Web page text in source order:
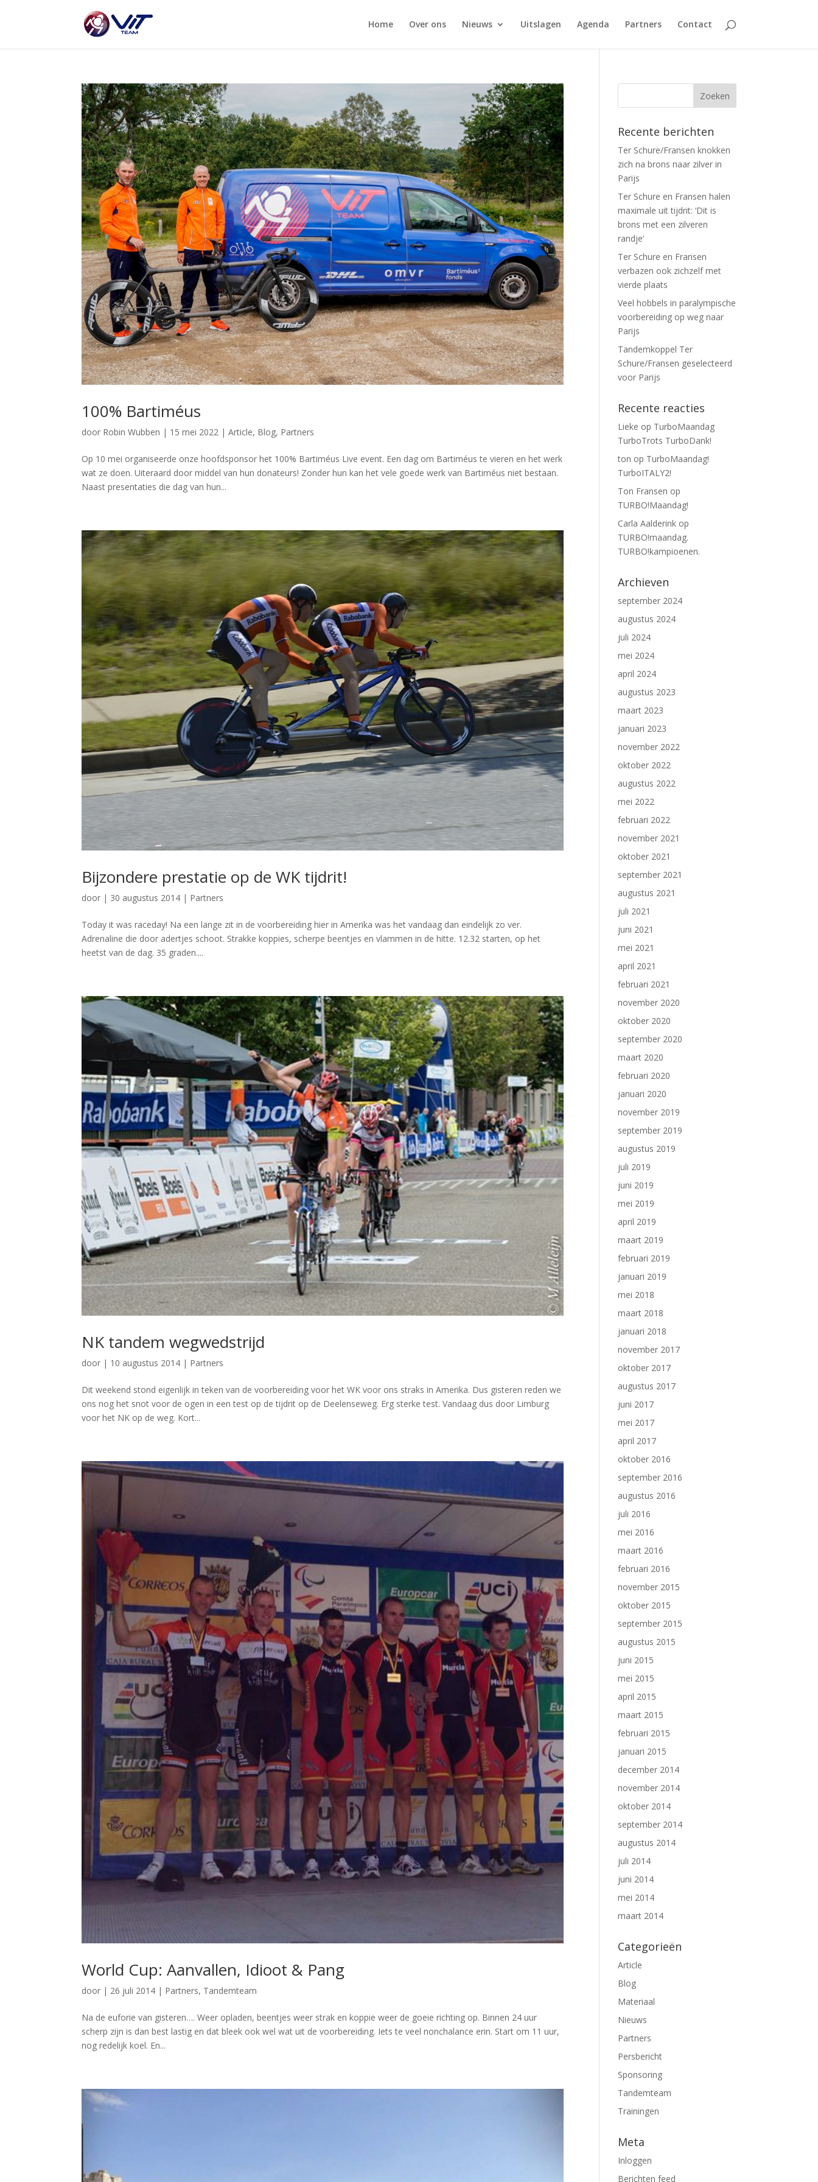
Home Over ons Nieuws Uitslagen Agenda Partners Contact
100% Bartiméus
door Robin Wubben | 15 mei 2022 |Article, Blog, Partners
Op 10 mei organiseerde onze hoofdsponsor het 100% Bartiméus Live event. Een dag om Bartiméus te vieren en het werk
wat ze doen. Uiteraard door middel van hun donateurs! Zonder hun kan het vele goede werk van Bartiméus niet bestaan.
Naast presentaties die dag van hun...
Bijzondere prestatie op de WK tijdrit!
door | 30 augustus 2014 | Partners
Today it was raceday! Na een lange zit in de voorbereiding hier in Amerika was het vandaag dan eindelijk zo ver.
Adrenaline die door adertjes schoot. Strakke koppies, scherpe beentjes en vlammen in de hitte. 12.32 starten, op het
heetst van de dag. 35 graden....
NK tandem wegwedstrijd
door | 10 augustus 2014 | Partners
Dit weekend stond eigenlijk in teken van de voorbereiding voor het WK voor ons straks in Amerika. Dus gisteren reden we
ons nog het snot voor de ogen in een test op de tijdrit op de Deelenseweg. Erg sterke test. Vandaag dus door Limburg
voor het NK op de weg. Kort...
World Cup: Aanvallen, Idioot & Pang
door | 26 juli 2014 | Partners, Tandemteam
Na de euforie van gisteren…. Weer opladen, beentjes weer strak en koppie weer de goeie richting op. Binnen 24 uur
scherp zijn is dan best lastig en dat bleek ook wel wat uit de voorbereiding. Iets te veel nonchalance erin. Start om 11 uur,
nog redelijk koel. En...
Recente berichten
Ter Schure/Fransen knokken
zich na brons naar zilver in
Parijs
Ter Schure en Fransen halen
maximale uit tijdrit: ‘Dit is
brons met een zilveren
randje’
Ter Schure en Fransen
verbazen ook zichzelf met
vierde plaats
Veel hobbels in paralympische
voorbereiding op weg naar
Parijs
Tandemkoppel Ter
Schure/Fransen geselecteerd
voor Parijs
Recente reacties
Lieke op TurboMaandag
TurboTrots TurboDank!
ton op TurboMaandag!
TurboITALY2!
Ton Fransen op
TURBO!Maandag!
Carla Aalderink op
TURBO!maandag.
TURBO!kampioenen.
Archieven
september 2024
augustus 2024
juli 2024
mei 2024
april 2024
augustus 2023
maart 2023
januari 2023
november 2022
oktober 2022
augustus 2022
mei 2022
februari 2022
november 2021
oktober 2021
september 2021
augustus 2021
juli 2021
juni 2021
mei 2021
april 2021
februari 2021
november 2020
oktober 2020
september 2020
maart 2020
februari 2020
januari 2020
november 2019
september 2019
augustus 2019
juli 2019
juni 2019
mei 2019
april 2019
maart 2019
februari 2019
januari 2019
mei 2018
maart 2018
januari 2018
november 2017
oktober 2017
augustus 2017
juni 2017
mei 2017
april 2017
oktober 2016
september 2016
augustus 2016
juli 2016
mei 2016
maart 2016
februari 2016
november 2015
oktober 2015
september 2015
augustus 2015
juni 2015
mei 2015
april 2015
maart 2015
februari 2015
januari 2015
december 2014
november 2014
oktober 2014
september 2014
augustus 2014
juli 2014
juni 2014
mei 2014
maart 2014
Categorieën
Article
Blog
Materiaal
Nieuws
Partners
Persbericht
Sponsoring
Tandemteam
Trainingen
Meta
Inloggen
Berichten feed